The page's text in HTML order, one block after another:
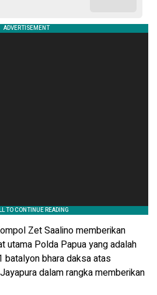
Zet Saalino memberikan
utama Polda Papua yang adalah
batalyon bhara daksa atas
dalam rangka memberikan